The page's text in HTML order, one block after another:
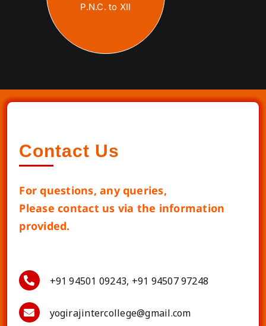
P.N.C. to XII
Contact Us
For questions, any queries,
Please contact us via the information
provided.
+91 94501 09243, +91 94507 97248
yogirajintercollege@gmail.com